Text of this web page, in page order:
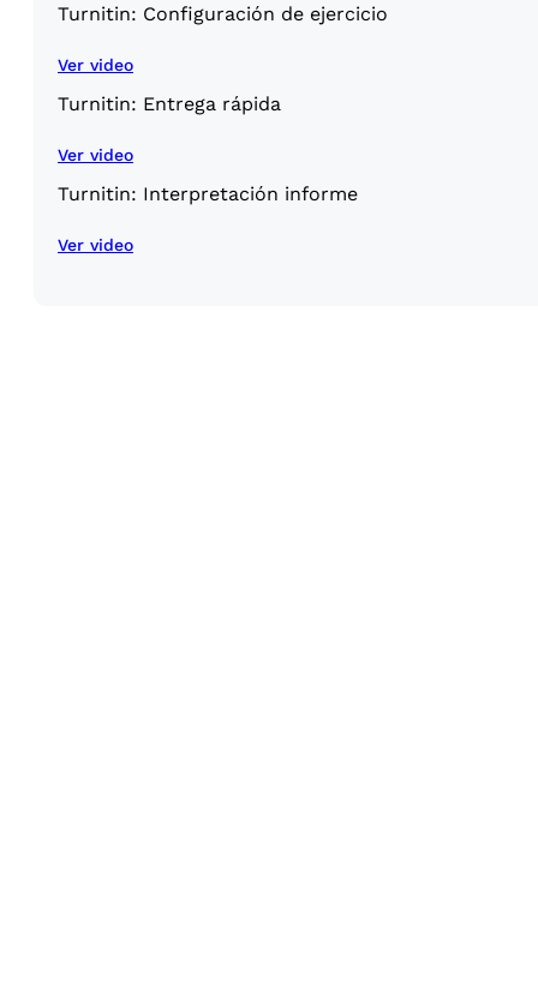
Turnitin: Configuración de ejercicio
Ver video
Turnitin: Entrega rápida
Ver video
Turnitin: Interpretación informe
Ver video